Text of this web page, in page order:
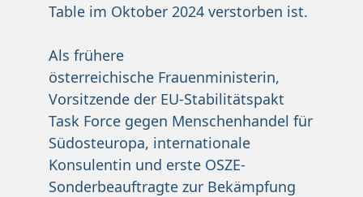
Table im Oktober 2024 verstorben ist.
Als frühere
österreichische Frauenministerin,
Vorsitzende der EU-Stabilitätspakt
Task Force gegen Menschenhandel für
Südosteuropa, internationale
Konsulentin und erste OSZE-
Sonderbeauftragte zur Bekämpfung